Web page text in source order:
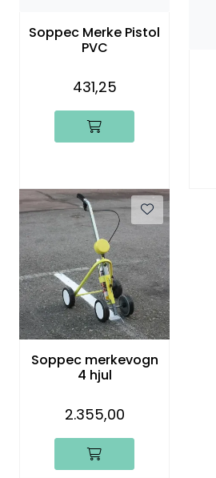
Soppec Merke Pistol
PVC
431,25
Soppec merkevogn
4 hjul
2.355,00